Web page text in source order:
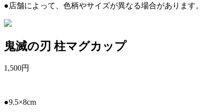
●店舗によって、色柄やサイズが異なる場合があります。
鬼滅の刃 柱マグカップ
1,500円
●9.5×8cm